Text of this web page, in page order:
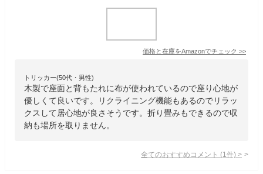
価格と在庫をAmazonでチェック >>
トリッカー(50代・男性)
木製で座面と背もたれに布が使われているので座り心地が
優しくて良いです。リクライニング機能もあるのでリラッ
クスして居心地が良さそうです。折り畳みもできるので収
納も場所を取りません。
全てのおすすめコメント (1 件) >